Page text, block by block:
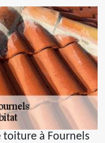
toiture à Fournels